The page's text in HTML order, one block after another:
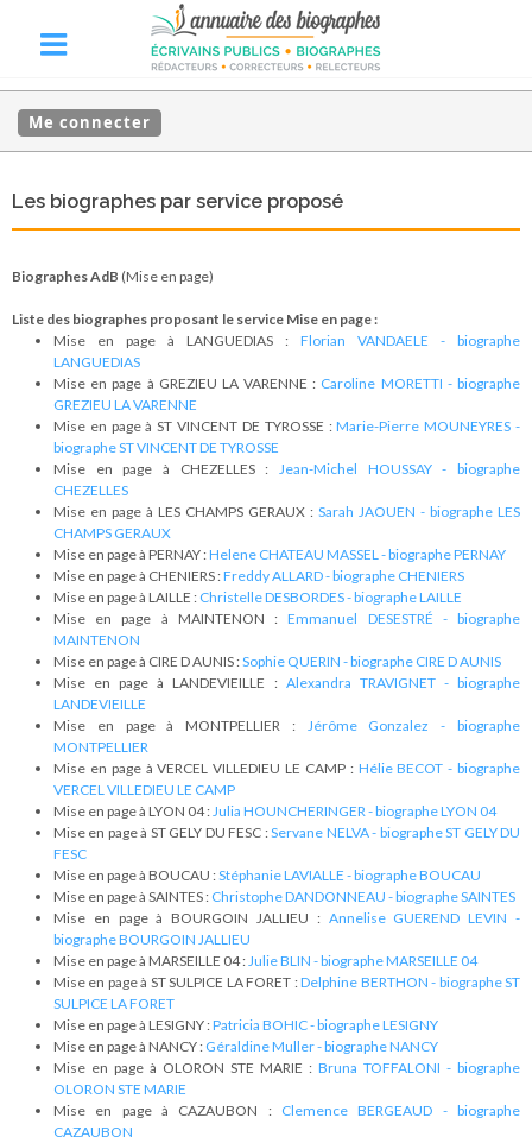
Me connecter
Les biographes par service proposé
Biographes AdB (Mise en page)
Liste des biographes proposant le service Mise en page :
Mise en page à LANGUEDIAS : Florian VANDAELE - biographe
LANGUEDIAS
Mise en page à GREZIEU LA VARENNE : Caroline MORETTI - biographe
GREZIEU LA VARENNE
Mise en page à ST VINCENT DE TYROSSE :Marie-Pierre MOUNEYRES -
biographe ST VINCENT DE TYROSSE
Mise en page à CHEZELLES : Jean-Michel HOUSSAY - biographe
CHEZELLES
Mise en page à LES CHAMPS GERAUX : Sarah JAOUEN - biographe LES
CHAMPS GERAUX
Mise en page à PERNAY :Helene CHATEAU MASSEL - biographe PERNAY
Mise en page à CHENIERS :Freddy ALLARD - biographe CHENIERS
Mise en page à LAILLE : Christelle DESBORDES - biographe LAILLE
Mise en page à MAINTENON :Emmanuel DESESTRÉ - biographe
MAINTENON
Mise en page à CIRE D AUNIS :Sophie QUERIN - biographe CIRE D AUNIS
Mise en page à LANDEVIEILLE : Alexandra TRAVIGNET - biographe
LANDEVIEILLE
Mise en page à MONTPELLIER : Jérôme Gonzalez - biographe
MONTPELLIER
Mise en page à VERCEL VILLEDIEU LE CAMP : Hélie BECOT - biographe
VERCEL VILLEDIEU LE CAMP
Mise en page à LYON 04 :Julia HOUNCHERINGER - biographe LYON 04
Mise en page à ST GELY DU FESC :Servane NELVA - biographe ST GELY DU
FESC
Mise en page à BOUCAU :Stéphanie LAVIALLE - biographe BOUCAU
Mise en page à SAINTES : Christophe DANDONNEAU - biographe SAINTES
Mise en page à BOURGOIN JALLIEU : Annelise GUEREND LEVIN -
biographe BOURGOIN JALLIEU
Mise en page à MARSEILLE 04 :Julie BLIN - biographe MARSEILLE 04
Mise en page à ST SULPICE LA FORET :Delphine BERTHON - biographe ST
SULPICE LA FORET
Mise en page à LESIGNY :Patricia BOHIC - biographe LESIGNY
Mise en page à NANCY : Géraldine Muller - biographe NANCY
Mise en page à OLORON STE MARIE : Bruna TOFFALONI - biographe
OLORON STE MARIE
Mise en page à CAZAUBON : Clemence BERGEAUD - biographe
CAZAUBON